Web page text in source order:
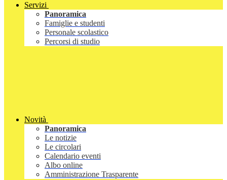
Servizi
Panoramica
Famiglie e studenti
Personale scolastico
Percorsi di studio
Novità
Panoramica
Le notizie
Le circolari
Calendario eventi
Albo online
Amministrazione Trasparente